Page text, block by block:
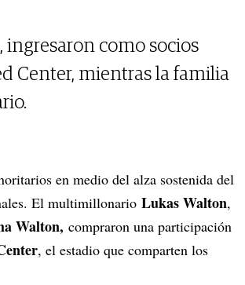
ingresaron como socios
Center, mientras la familia
en medio del alza sostenida del
El multimillonario Lukas Walton,
Walton, compraron una participación
, el estadio que comparten los